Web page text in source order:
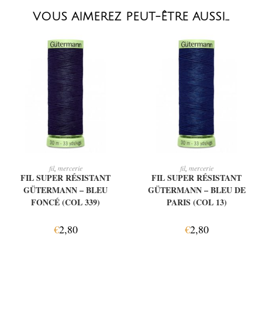
VOUS AIMEREZ PEUT-ÊTRE AUSSI…
AJOUTER AU PANIER
fil, mercerie
FIL SUPER RÉSISTANT
GÜTERMANN – BLEU
FONCÉ (COL 339)
€2,80
AJOUTER AU PANIER
fil, mercerie
FIL SUPER RÉSISTANT
GÜTERMANN – BLEU DE
PARIS (COL 13)
€2,80